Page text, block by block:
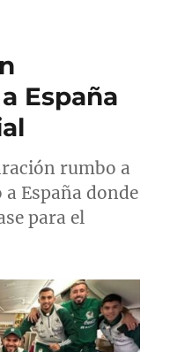
í
España
rumbo a
España donde
para el